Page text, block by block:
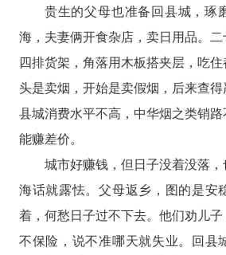
贵生的父母也准备回县城，琢
海，夫妻俩开食杂店，卖日用品。
四排货架，角落用木板搭夹层，吃
头是卖烟，开始是卖假烟，后来查得
县城消费水平不高，中华烟之类销路
能赚差价。
城市好赚钱，但日子没着没落
海话就露怯。父母返乡，图的是安
着，何愁日子过不下去。他们劝儿子
不保险，说不准哪天就失业。回县